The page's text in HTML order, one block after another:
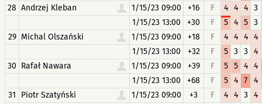
28 Andrzej Kleban 1/15/23 09:00 +16 F 4 4 4
3
1/15/23 13:00
+30 F 5 4 5
3
29 Michal Olszański 1/15/23 09:00 +18 F 4 4 4
4
1/15/23 13:00
+32 F 5 3 3
4
30 Rafał Nawara 1/15/23 09:00 +39 F 5 5 4
4
1/15/23 13:00
+68 F 5 4 7
4
31
Piotr Szatyński 1/15/23 09:00 +3 F 4 4 3
4